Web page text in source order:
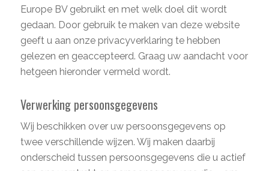
Europe BV gebruikt en met welk doel dit wordt
gedaan. Door gebruik te maken van deze website
geeft u aan onze privacyverklaring te hebben
gelezen en geaccepteerd. Graag uw aandacht voor
hetgeen hieronder vermeld wordt.
Verwerking persoonsgegevens
Wij beschikken over uw persoonsgegevens op
twee verschillende wijzen. Wij maken daarbij
onderscheid tussen persoonsgegevens die u actief